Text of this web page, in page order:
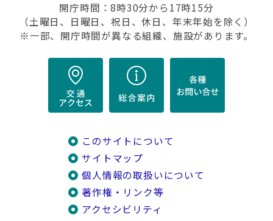
開庁時間：8時30分から17時15分
（土曜日、日曜日、祝日、休日、年末年始を除く）
※一部、開庁時間が異なる組織、施設があります。
このサイトについて
サイトマップ
個人情報の取扱いについて
著作権・リンク等
アクセシビリティ